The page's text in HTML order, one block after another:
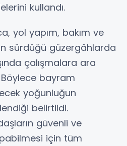
kullandı.
yol yapım, bakım ve
sürdüğü güzergâhlarda
çalışmalara ara
Böylece bayram
yoğunluğun
belirtildi.
güvenli ve
için tüm